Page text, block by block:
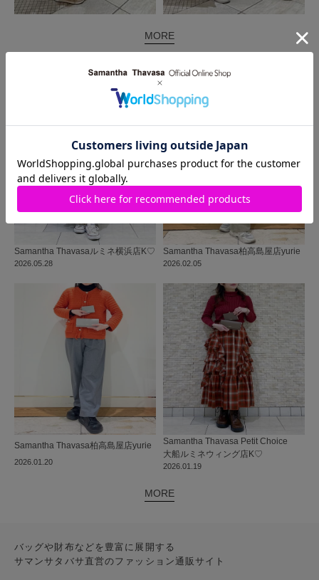
MORE
同じ商品を使った コーディネート
2026.05.28
Samantha Thavasaルミネ横浜店K♡
2026.02.05
Samantha Thavasa柏高島屋店yurie
2026.01.20
Samantha Thavasa柏高島屋店yurie
2026.01.19
Samantha Thavasa Petit Choice
大船ルミネウィング店K♡
MORE
バッグや財布などを豊富に展開する
サマンサタバサ直営のファッション通販サイト